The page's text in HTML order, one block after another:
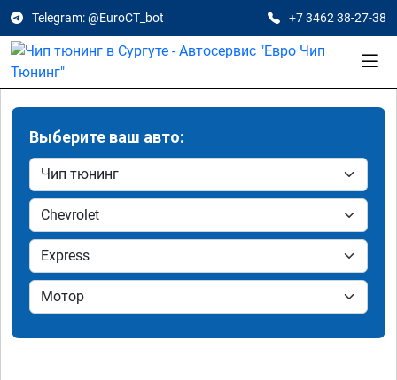
Telegram: @EuroCT_bot +7 3462 38-27-38
Выберите ваш авто: